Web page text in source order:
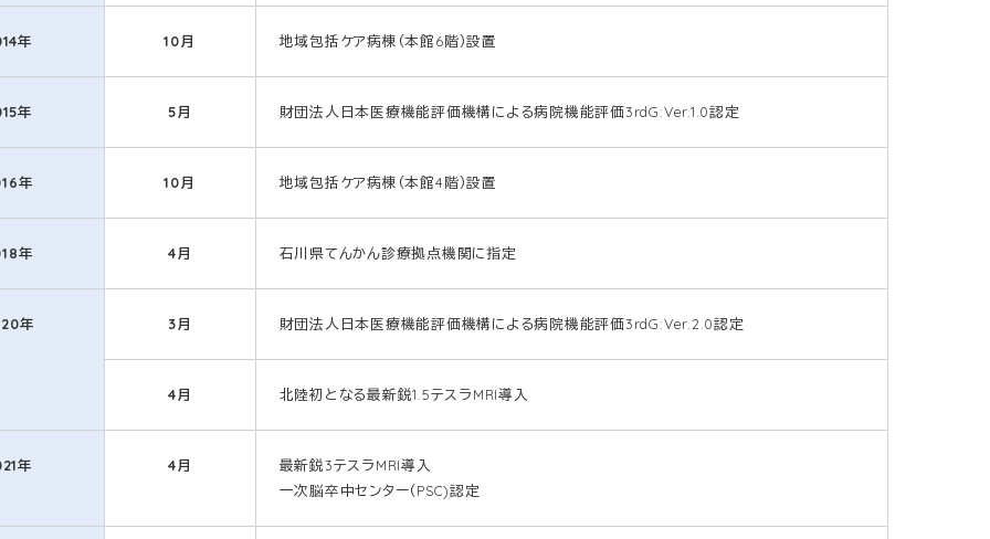
年 10月 地域包括ケア病棟（本館6階）設置
年 5月 財団法人日本医療機能評価機構による病院機能評価3rdG:Ver.1.0認定
年 10月 地域包括ケア病棟（本館4階）設置
年 4月 石川県てんかん診療拠点機関に指定
年 3月 財団法人日本医療機能評価機構による病院機能評価3rdG:Ver.2.0認定
4月 北陸初となる最新鋭1.5テスラMRI導入
年 4月
最新鋭3テスラMRI導入
一次脳卒中センター（PSC)認定